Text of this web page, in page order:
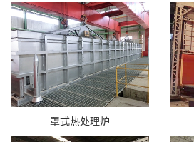
罩式热处理炉